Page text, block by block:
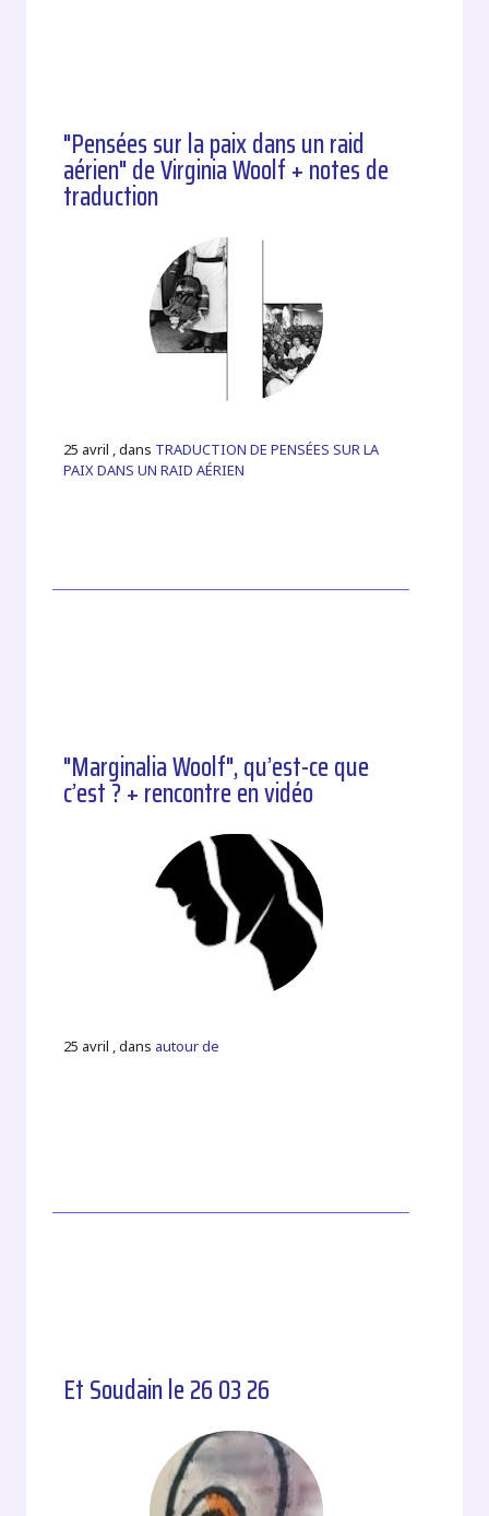
"Pensées sur la paix dans un raid
aérien" de Virginia Woolf + notes de
traduction
25 avril , dans TRADUCTION DE PENSÉES SUR LA
PAIX DANS UN RAID AÉRIEN
"Marginalia Woolf", qu’est-ce que
c’est ? + rencontre en vidéo
25 avril , dans autour de
Et Soudain le 26 03 26